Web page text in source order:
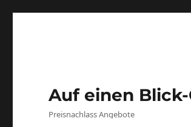
Auf einen
Preisnachlass Angebote